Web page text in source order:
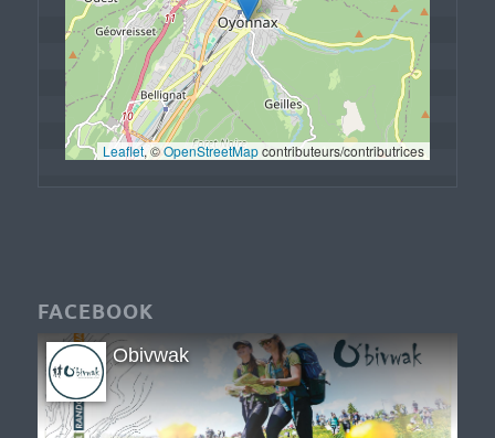
Leaflet, © OpenStreetMap contributeurs/contributrices
FACEBOOK
Obivwak